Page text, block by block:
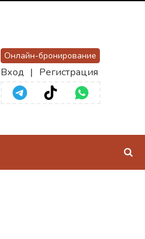
Онлайн-бронирование
Вход | Регистрация